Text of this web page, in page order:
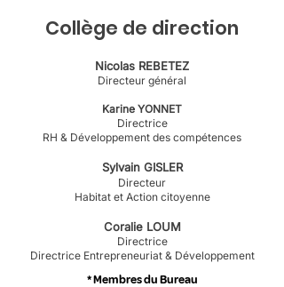
Collège de direction
Nicolas REBETEZ
Directeur général
Karine YONNET
Directrice
RH & Développement des compétences
​Sylvain GISLER
Directeur
Habitat et Action citoyenne
Coralie LOUM
Directrice
Directrice Entrepreneuriat & Développement
* Membres du Bureau